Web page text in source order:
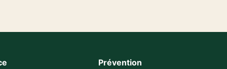
Prévention